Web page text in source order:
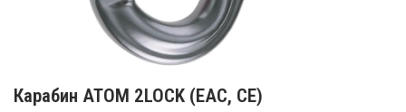
Карабин ATOM 2LOCK (ЕАС, СЕ)